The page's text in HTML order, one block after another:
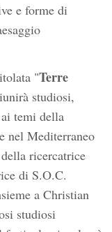
e forme di
"Terre
studiosi,
temi della
nel Mediterraneo
ricercatrice
di S.O.C.
a Christian
studiosi